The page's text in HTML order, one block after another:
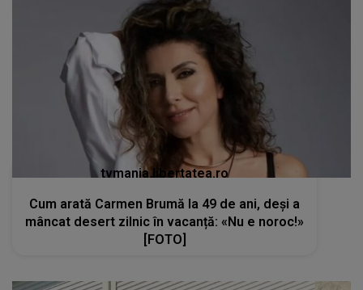
tvmania.libertatea.ro
Cum arată Carmen Brumă la 49 de ani, deși a
mâncat desert zilnic în vacanță: «Nu e noroc!»
[FOTO]